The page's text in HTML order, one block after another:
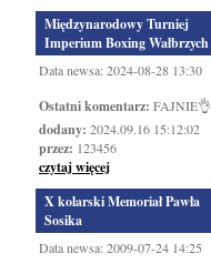
Międzynarodowy Turniej
Imperium Boxing Wałbrzych
Data newsa: 2024-08-28 13:30
Ostatni komentarz: FAJNIE👌
dodany: 2024.09.16 15:12:02
przez: 123456
czytaj więcej
X kolarski Memoriał Pawła
Sosika
Data newsa: 2009-07-24 14:25